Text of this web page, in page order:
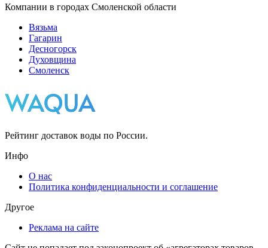
Компании в городах Смоленской области
Вязьма
Гагарин
Десногорск
Духовщина
Смоленск
Рейтинг доставок воды по России.
Инфо
О нас
Политика конфиденциальности и соглашение
Другое
Реклама на сайте